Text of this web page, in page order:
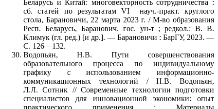
Беларусь и Китай: многовекторность сотрудничества :
сб. статей по результатам VI науч.-практ. круглого
стола, Барановичи, 22 марта 2023 г. / М-во образования
Респ. Беларусь, Баранович. гос. ун-т ; редкол.: В. В.
Климук (гл. ред.) [и др.]. — Барановичи : БарГУ, 2023. —
С. 126—132.
Водопьян, Н.В. Пути совершенствования
образовательного процесса по индивидуальному
графику с использованием информационно-
коммуникационных технологий / Н.В. Водопьян,
Л.Л. Сотник // Современные технологии подготовки
специалистов для инновационной экономики: опыт
практического применения : Материалы